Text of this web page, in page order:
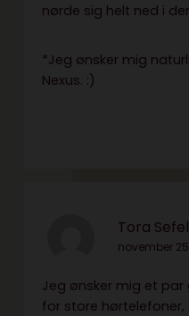
nørde sig helt ned i
*Jeg ønsker mig
Nexus. :)
Tora
november 25,
Jeg ønsker mig et
for store